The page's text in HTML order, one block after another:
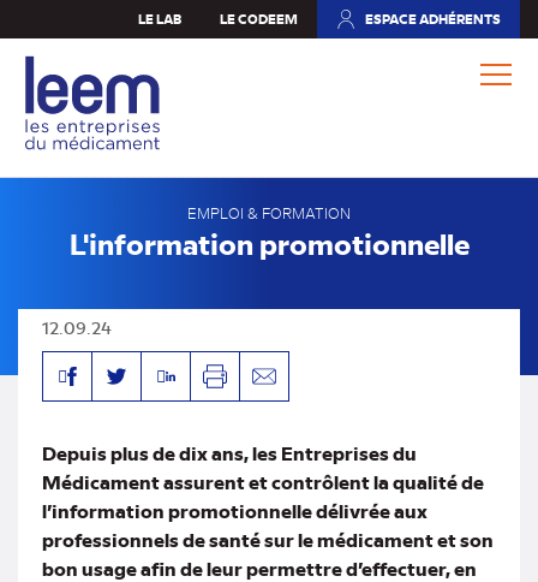
au
contenu
principal
LE LAB LE CODEEM ESPACE ADHÉRENTS
(NOUVEL
EMPLOI & FORMATION
L'information promotionnelle
12.09.24
FacebookTwitterLinkedinImprimerEnvoyer
Depuis plus de dix ans, les Entreprises du
Médicament assurent et contrôlent la qualité de
l’information promotionnelle délivrée aux
professionnels de santé sur le médicament et son
bon usage afin de leur permettre d’effectuer, en